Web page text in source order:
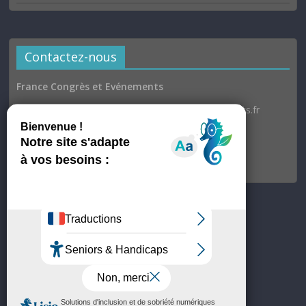
Contactez-nous
France Congrès et Evénements
Email : communication@france-congres-evenements.fr
Heures d’ouverture
Du lundi au jeudi : 9h30–17h
Vendredi : 9h30–17h00
Site hébergé par OVH